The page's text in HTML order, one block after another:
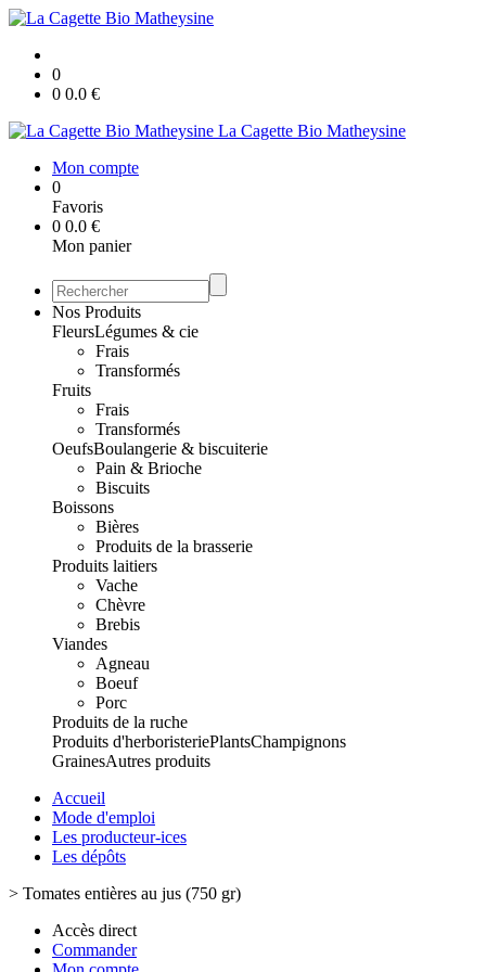
0
0 0.0 €
La Cagette Bio Matheysine
Mon compte
0
Favoris
0 0.0 €
Mon panier
Nos Produits
FleursLégumes & cie
Frais
Transformés
Fruits
Frais
Transformés
OeufsBoulangerie & biscuiterie
Pain & Brioche
Biscuits
Boissons
Bières
Produits de la brasserie
Produits laitiers
Vache
Chèvre
Brebis
Viandes
Agneau
Boeuf
Porc
Produits de la ruche
Produits d'herboristeriePlantsChampignons
GrainesAutres produits
Accueil
Mode d'emploi
Les producteur-ices
Les dépôts
> Tomates entières au jus (750 gr)
Accès direct
Commander